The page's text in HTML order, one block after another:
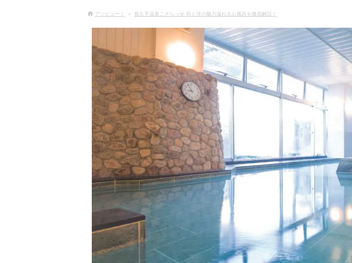
アソビュー！ 長久手温泉ござらっせ 和と洋の魅力溢れるお風呂を徹底解説！